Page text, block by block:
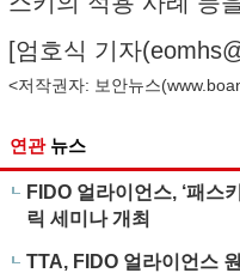
[엄호식 기자(
<저작권자: 보안뉴스(
연관 뉴스
FIDO 얼라이언스, ‘패스
릭 세미나 개최
TTA, FIDO 얼라이언스